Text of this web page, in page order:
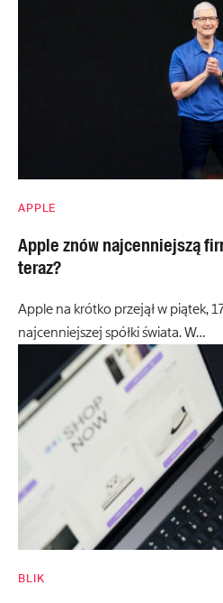
APPLE
Apple znów najcenniejszą
teraz?
Apple na krótko przejął w piątek,
najcenniejszej spółki świata. W…
BLIK